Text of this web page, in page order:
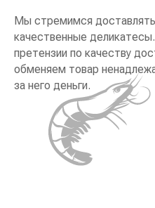
Мы стремимся
качественные
претензии по качеству
обменяем товар
за него деньги.